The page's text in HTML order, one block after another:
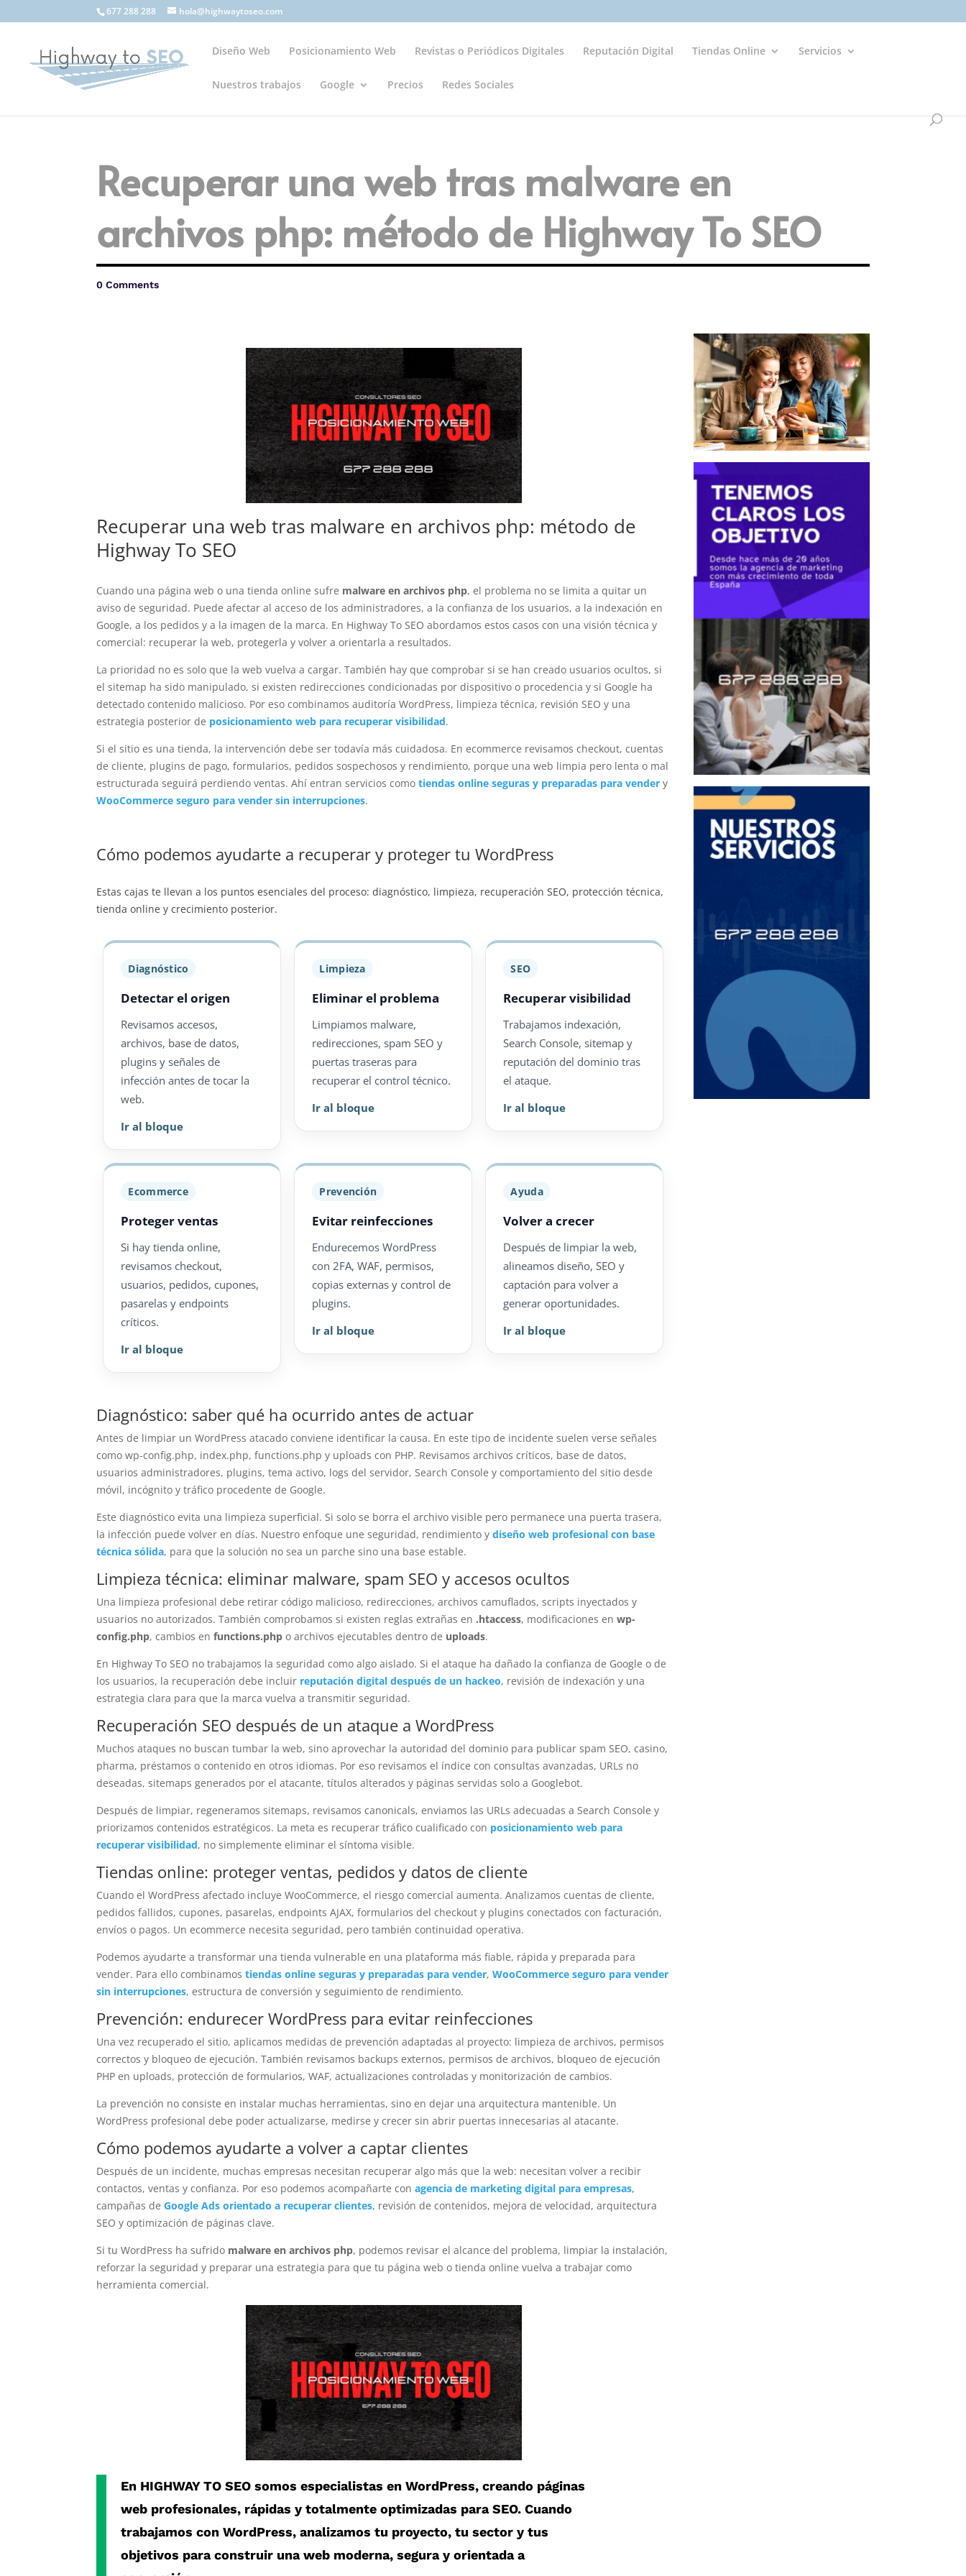
677 288 288 hola@highwaytoseo.com
Diseño Web Posicionamiento Web Revistas o Periódicos Digitales Reputación Digital Tiendas Online Servicios
Nuestros trabajos Google Precios Redes Sociales
Recuperar una web tras malware en
archivos php: método de Highway To SEO
0 Comments
Recuperar una web tras malware en archivos php: método de
Highway To SEO
Cuando una página web o una tienda online sufre malware en archivos php, el problema no se limita a quitar un
aviso de seguridad. Puede afectar al acceso de los administradores, a la confianza de los usuarios, a la indexación en
Google, a los pedidos y a la imagen de la marca. En Highway To SEO abordamos estos casos con una visión técnica y
comercial: recuperar la web, protegerla y volver a orientarla a resultados.
La prioridad no es solo que la web vuelva a cargar. También hay que comprobar si se han creado usuarios ocultos, si
el sitemap ha sido manipulado, si existen redirecciones condicionadas por dispositivo o procedencia y si Google ha
detectado contenido malicioso. Por eso combinamos auditoría WordPress, limpieza técnica, revisión SEO y una
estrategia posterior de posicionamiento web para recuperar visibilidad.
Si el sitio es una tienda, la intervención debe ser todavía más cuidadosa. En ecommerce revisamos checkout, cuentas
de cliente, plugins de pago, formularios, pedidos sospechosos y rendimiento, porque una web limpia pero lenta o mal
estructurada seguirá perdiendo ventas. Ahí entran servicios comotiendas online seguras y preparadas para vender y
WooCommerce seguro para vender sin interrupciones.
Cómo podemos ayudarte a recuperar y proteger tu WordPress
Estas cajas te llevan a los puntos esenciales del proceso: diagnóstico, limpieza, recuperación SEO, protección técnica,
tienda online y crecimiento posterior.
Diagnóstico
Detectar el origen
Revisamos accesos,
archivos, base de datos,
plugins y señales de
infección antes de tocar la
web.
Ir al bloque
Limpieza
Eliminar el problema
Limpiamos malware,
redirecciones, spam SEO y
puertas traseras para
recuperar el control técnico.
Ir al bloque
SEO
Recuperar visibilidad
Trabajamos indexación,
Search Console, sitemap y
reputación del dominio tras
el ataque.
Ir al bloque
Ecommerce
Proteger ventas
Si hay tienda online,
revisamos checkout,
usuarios, pedidos, cupones,
pasarelas y endpoints
críticos.
Ir al bloque
Prevención
Evitar reinfecciones
Endurecemos WordPress
con 2FA, WAF, permisos,
copias externas y control de
plugins.
Ir al bloque
Ayuda
Volver a crecer
Después de limpiar la web,
alineamos diseño, SEO y
captación para volver a
generar oportunidades.
Ir al bloque
Diagnóstico: saber qué ha ocurrido antes de actuar
Antes de limpiar un WordPress atacado conviene identificar la causa. En este tipo de incidente suelen verse señales
como wp-config.php, index.php, functions.php y uploads con PHP. Revisamos archivos críticos, base de datos,
usuarios administradores, plugins, tema activo, logs del servidor, Search Console y comportamiento del sitio desde
móvil, incógnito y tráfico procedente de Google.
Este diagnóstico evita una limpieza superficial. Si solo se borra el archivo visible pero permanece una puerta trasera,
la infección puede volver en días. Nuestro enfoque une seguridad, rendimiento ydiseño web profesional con base
técnica sólida, para que la solución no sea un parche sino una base estable.
Limpieza técnica: eliminar malware, spam SEO y accesos ocultos
Una limpieza profesional debe retirar código malicioso, redirecciones, archivos camuflados, scripts inyectados y
usuarios no autorizados. También comprobamos si existen reglas extrañas en .htaccess, modificaciones enwp-
config.php, cambios enfunctions.php o archivos ejecutables dentro de uploads.
En Highway To SEO no trabajamos la seguridad como algo aislado. Si el ataque ha dañado la confianza de Google o de
los usuarios, la recuperación debe incluir reputación digital después de un hackeo, revisión de indexación y una
estrategia clara para que la marca vuelva a transmitir seguridad.
Recuperación SEO después de un ataque a WordPress
Muchos ataques no buscan tumbar la web, sino aprovechar la autoridad del dominio para publicar spam SEO, casino,
pharma, préstamos o contenido en otros idiomas. Por eso revisamos el índice con consultas avanzadas, URLs no
deseadas, sitemaps generados por el atacante, títulos alterados y páginas servidas solo a Googlebot.
Después de limpiar, regeneramos sitemaps, revisamos canonicals, enviamos las URLs adecuadas a Search Console y
priorizamos contenidos estratégicos. La meta es recuperar tráfico cualificado con posicionamiento web para
recuperar visibilidad, no simplemente eliminar el síntoma visible.
Tiendas online: proteger ventas, pedidos y datos de cliente
Cuando el WordPress afectado incluye WooCommerce, el riesgo comercial aumenta. Analizamos cuentas de cliente,
pedidos fallidos, cupones, pasarelas, endpoints AJAX, formularios del checkout y plugins conectados con facturación,
envíos o pagos. Un ecommerce necesita seguridad, pero también continuidad operativa.
Podemos ayudarte a transformar una tienda vulnerable en una plataforma más fiable, rápida y preparada para
vender. Para ello combinamostiendas online seguras y preparadas para vender,WooCommerce seguro para vender
sin interrupciones, estructura de conversión y seguimiento de rendimiento.
Prevención: endurecer WordPress para evitar reinfecciones
Una vez recuperado el sitio, aplicamos medidas de prevención adaptadas al proyecto: limpieza de archivos, permisos
correctos y bloqueo de ejecución. También revisamos backups externos, permisos de archivos, bloqueo de ejecución
PHP en uploads, protección de formularios, WAF, actualizaciones controladas y monitorización de cambios.
La prevención no consiste en instalar muchas herramientas, sino en dejar una arquitectura mantenible. Un
WordPress profesional debe poder actualizarse, medirse y crecer sin abrir puertas innecesarias al atacante.
Cómo podemos ayudarte a volver a captar clientes
Después de un incidente, muchas empresas necesitan recuperar algo más que la web: necesitan volver a recibir
contactos, ventas y confianza. Por eso podemos acompañarte conagencia de marketing digital para empresas,
campañas deGoogle Ads orientado a recuperar clientes, revisión de contenidos, mejora de velocidad, arquitectura
SEO y optimización de páginas clave.
Si tu WordPress ha sufrido malware en archivos php, podemos revisar el alcance del problema, limpiar la instalación,
reforzar la seguridad y preparar una estrategia para que tu página web o tienda online vuelva a trabajar como
herramienta comercial.
En HIGHWAY TO SEO somos especialistas enWordPress, creando páginas
web profesionales, rápidas y totalmente optimizadas para SEO. Cuando
trabajamos conWordPress, analizamos tu proyecto, tu sector y tus
objetivos para construir una web moderna, segura y orientada a